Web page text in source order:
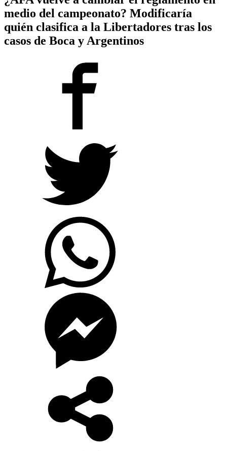
medio del campeonato? Modificaría
quién clasifica a la Libertadores tras los
casos de Boca y Argentinos